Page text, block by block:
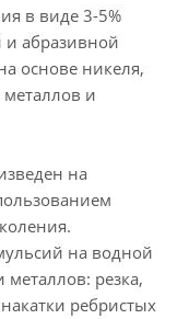
в виде 3-5%
и абразивной
основе никеля,
и
на
на водной
резка,
ребристых